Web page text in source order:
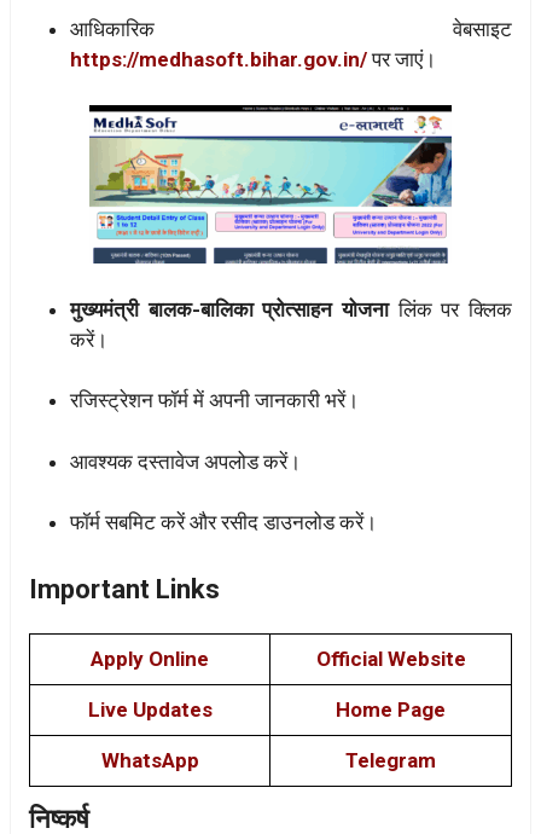
आधिकारिक वेबसाइट
https://medhasoft.bihar.gov.in/ पर जाएं।
मुख्यमंत्री बालक-बालिका प्रोत्साहन योजनालिंक पर क्लिक
करें।
रजिस्ट्रेशन फॉर्म में अपनी जानकारी भरें।
आवश्यक दस्तावेज अपलोड करें।
फॉर्म सबमिट करें और रसीद डाउनलोड करें।
Important Links
Apply Online Official Website
Live Updates Home Page
WhatsApp Telegram
निष्कर्ष